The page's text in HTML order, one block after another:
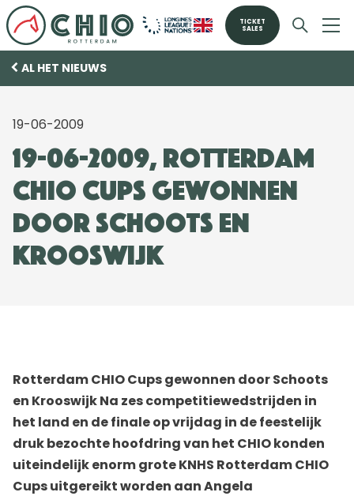
TICKET
SALES
AL HET NIEUWS
19-06-2009
19-06-2009, Rotterdam
CHIO Cups gewonnen
door Schoots en
Krooswijk
Rotterdam CHIO Cups gewonnen door Schoots
en Krooswijk Na zes competitiewedstrijden in
het land en de finale op vrijdag in de feestelijk
druk bezochte hoofdring van het CHIO konden
uiteindelijk enorm grote KNHS Rotterdam CHIO
Cups uitgereikt worden aan Angela